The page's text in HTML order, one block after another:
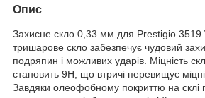
Опис
Захисне скло 0,33 мм для Prestigio 3519
тришарове скло забезпечує чудовий
подряпин і можливих ударів. Міцність
становить 9H , що втричі перевищує
Завдяки олеофобному покриттю на склі